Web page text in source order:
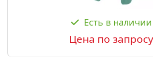
Есть в наличии
Цена по запросу